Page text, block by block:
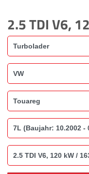
2.5 TDI V6,